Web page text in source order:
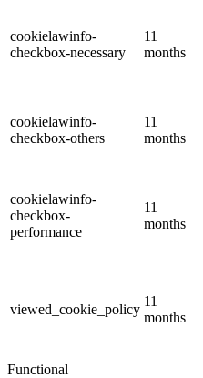
cookielawinfo-
checkbox-necessary
11
months
cookielawinfo-
checkbox-others
11
months
cookielawinfo-
checkbox-
performance
11
months
viewed_cookie_policy
11
months
Functional